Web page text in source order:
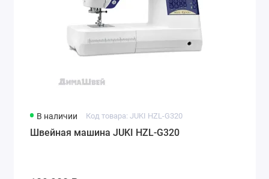
В наличии Код товара: JUKI HZL-G320
Швейная машина JUKI HZL-G320